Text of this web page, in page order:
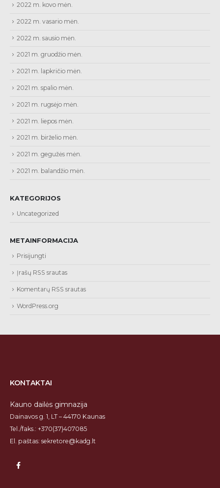
2022 m. kovo mėn.
2022 m. vasario mėn.
2022 m. sausio mėn.
2021 m. gruodžio mėn.
2021 m. lapkričio mėn.
2021 m. spalio mėn.
2021 m. rugsėjo mėn.
2021 m. liepos mėn.
2021 m. birželio mėn.
2021 m. gegužės mėn.
2021 m. balandžio mėn.
KATEGORIJOS
Uncategorized
METAINFORMACIJA
Prisijungti
Įrašų RSS srautas
Komentarų RSS srautas
WordPress.org
KONTAKTAI
Kauno dailės gimnazija
Dainavos g. 1, LT – 44170 Kaunas
Tel./faks.: +370(37)407085
El. paštas: sekretore@kadg.lt